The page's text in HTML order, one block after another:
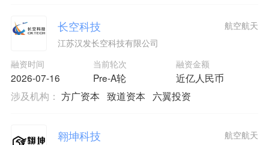
长空科技
江苏汉发长空科技有限公司
融资时间
2026-07-16
当前轮次
Pre-A轮
融资金额
近亿人民币
航空航天
涉及机构： 方广资本 致道资本 六翼投资
翱坤科技 航空航天